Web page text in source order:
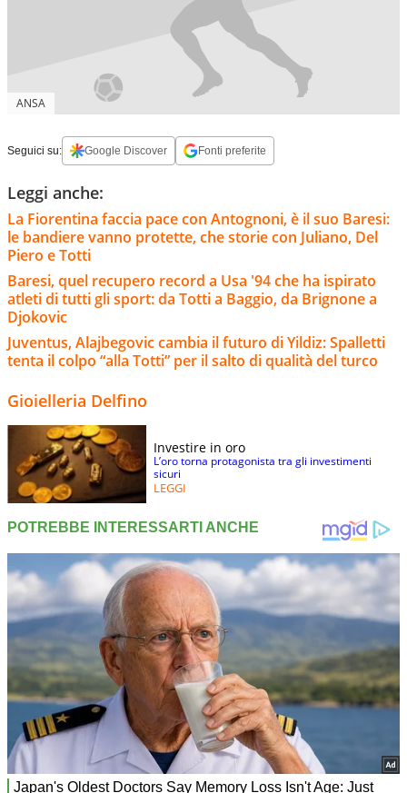
ANSA
Seguici su: Google Discover Fonti preferite
Leggi anche:
La Fiorentina faccia pace con Antognoni, è il suo Baresi:
le bandiere vanno protette, che storie con Juliano, Del
Piero e Totti
Baresi, quel recupero record a Usa '94 che ha ispirato
atleti di tutti gli sport: da Totti a Baggio, da Brignone a
Djokovic
Juventus, Alajbegovic cambia il futuro di Yildiz: Spalletti
tenta il colpo “alla Totti” per il salto di qualità del turco
Gioielleria Delfino
Investire in oro
L’oro torna protagonista tra gli investimenti
sicuri
LEGGI